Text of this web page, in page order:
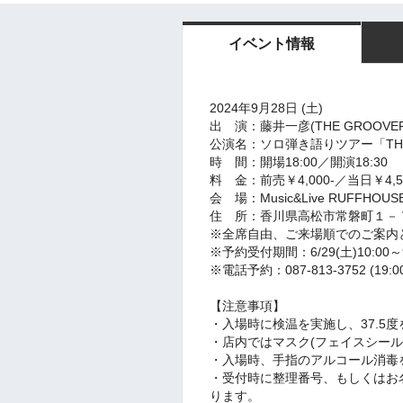
イベント情報
2024年9月28日 (土)
出 演：藤井一彦(THE
公演名：ソロ弾き語りツアー「
時 間：開場18:00／開演18:30
料 金：前売￥4,000-／当日￥
会 場：Music&Live
住 所：香川県高松市常磐町１－
※全席自由、ご来場順でのご案内
※予約受付期間：6/29(土)10:00
※電話予約：087-813-3752
【注意事項】
・入場時に検温を実施し、37.5
・店内ではマスク(フェイスシー
・入場時、手指のアルコール消
・ 受付時に整理番号、もしくは
ります。